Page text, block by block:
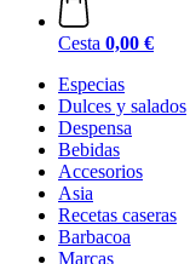
Cesta 0,00 €
Especias
Dulces y salados
Despensa
Bebidas
Accesorios
Asia
Recetas caseras
Barbacoa
Marcas